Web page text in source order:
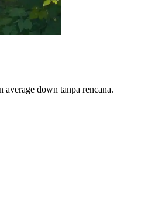
down tanpa rencana.